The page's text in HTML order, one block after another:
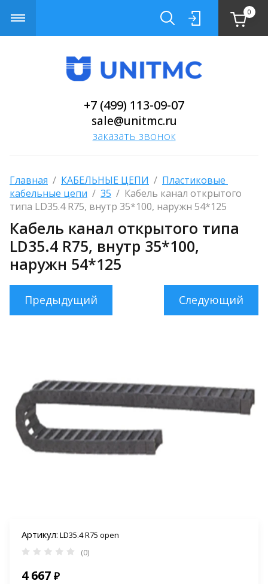
0
+7 (499) 113-09-07
sale@unitmc.ru
заказать звонок
Главная
  /
КАБЕЛЬНЫЕ ЦЕПИ
  /
Пластиковые
кабельные цепи
  /
35
  /  Кабель канал открытого
типа LD35.4 R75, внутр 35*100, наружн 54*125
Кабель канал открытого типа
LD35.4 R75, внутр 35*100,
наружн 54*125
Предыдущий Следующий
Артикул: LD35.4 R75 open
(0)
4 667 ₽